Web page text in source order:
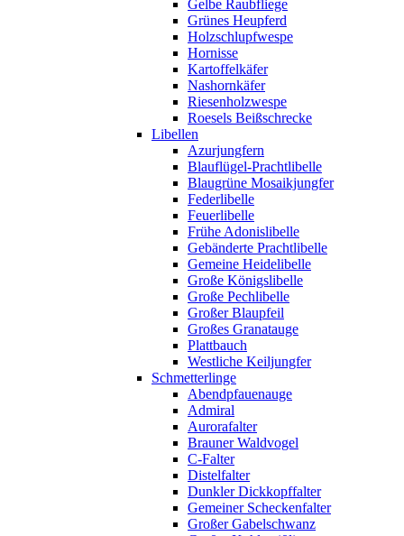
Gelbe Raubfliege
Grünes Heupferd
Holzschlupfwespe
Hornisse
Kartoffelkäfer
Nashornkäfer
Riesenholzwespe
Roesels Beißschrecke
Libellen
Azurjungfern
Blauflügel-Prachtlibelle
Blaugrüne Mosaikjungfer
Federlibelle
Feuerlibelle
Frühe Adonislibelle
Gebänderte Prachtlibelle
Gemeine Heidelibelle
Große Königslibelle
Große Pechlibelle
Großer Blaupfeil
Großes Granatauge
Plattbauch
Westliche Keiljungfer
Schmetterlinge
Abendpfauenauge
Admiral
Aurorafalter
Brauner Waldvogel
C-Falter
Distelfalter
Dunkler Dickkopffalter
Gemeiner Scheckenfalter
Großer Gabelschwanz